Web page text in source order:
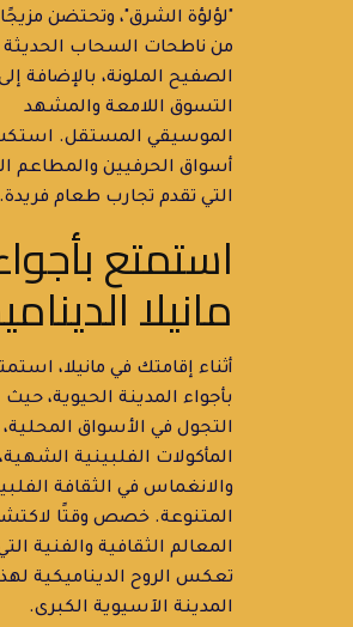
"لؤلؤة الشرق"، وتحتضن مزيجًا
من ناطحات السحاب الحديثة
الصفيح الملونة، بالإضافة
التسوق اللامعة والمشهد
الموسيقي المستقل.
أسواق الحرفيين والمطاعم
التي تقدم تجارب طعام فريدة.
استمتع
مانيلا
أثناء إقامتك في مانيلا،
بأجواء المدينة الحيوية،
التجول في الأسواق المحلية،
المأكولات الفلبينية الشهية،
والانغماس في الثقافة
المتنوعة. خصص وقتًا
المعالم الثقافية والفنية
تعكس الروح الديناميكية
المدينة الآسيوية الكبرى.